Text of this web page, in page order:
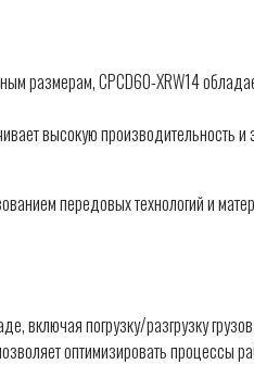
размерам, CPCD60-XRW14
высокую производительность и
передовых технологий и
включая погрузку/разгрузку
оптимизировать процессы